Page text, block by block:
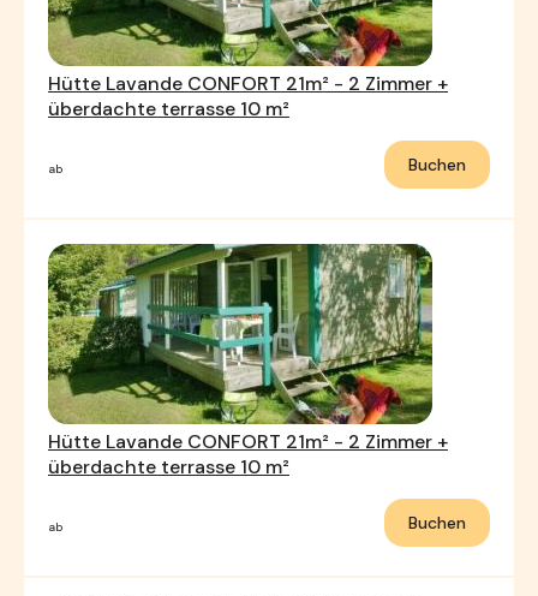
Hütte Lavande CONFORT 21m² - 2 Zimmer +
überdachte terrasse 10 m²
ab Buchen
Hütte Lavande CONFORT 21m² - 2 Zimmer +
überdachte terrasse 10 m²
ab Buchen